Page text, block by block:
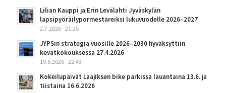
Lilian Kauppi ja Erin Levälahti Jyväskylän
lapsipyöräilypormestareiksi lukuvuodelle 2026–2027
2.7.2026 - 21:25
JYPSin strategia vuosille 2026–2030 hyväksyttiin
kevätkokouksessa 27.4.2026
19.5.2026 - 22:43
Kokeilupäivät Laajiksen bike parkissa lauantaina 13.6. ja
tiistaina 16.6.2026